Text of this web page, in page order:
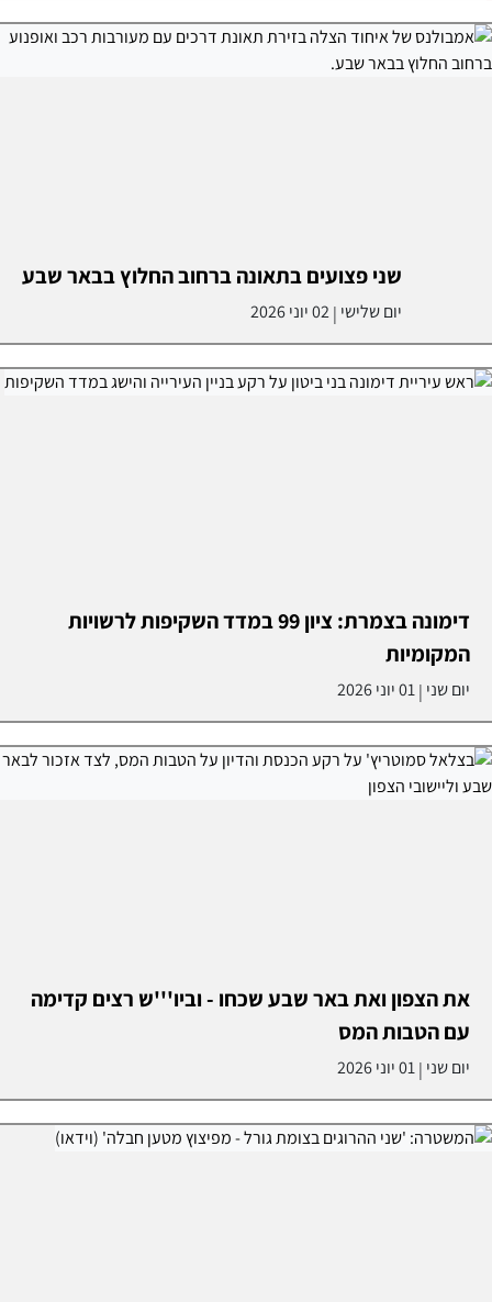
שני פצועים בתאונה ברחוב החלוץ בבאר שבע
יום שלישי |02 יוני 2026
דימונה בצמרת: ציון 99 במדד השקיפות לרשויות
המקומיות
יום שני |01 יוני 2026
את הצפון ואת באר שבע שכחו - וביו'''ש רצים קדימה
עם הטבות המס
יום שני |01 יוני 2026